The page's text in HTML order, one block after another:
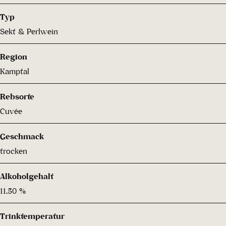
Typ
Sekt & Perlwein
Region
Kamptal
Rebsorte
Cuvée
Geschmack
trocken
Alkoholgehalt
11.50 %
Trinktemperatur